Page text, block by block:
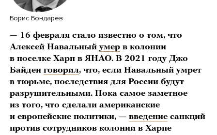
Борис Бондарев
— 16 февраля стало известно о том, что
Алексей Навальный умер в колонии
в поселке Харп в ЯНАО. В 2021 году Джо
Байден говорил, что, если Навальный умрет
в тюрьме, последствия для России будут
разрушительными. Пока самое заметное
из того, что сделали американские
и европейские политики, — введение санкций
против сотрудников колонии в Харпе